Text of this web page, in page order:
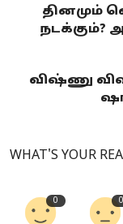
தினமும்
நடக்கும்?
விஷ்ணு
WHAT'S YOUR
0 0